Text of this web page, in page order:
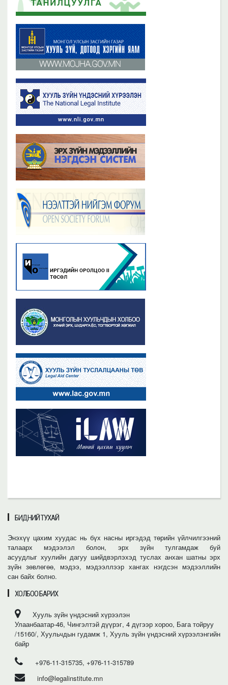
Бүх мэдээ
БИДНИЙ ТУХАЙ
Энэхүү цахим хуудас нь бүх насны иргэдэд төрийн үйлчилгээний
талаарх мэдээлэл болон, эрх зүйн тулгамдаж буй
асуудлыг хуулийн дагуу шийдвэрлэхэд туслах анхан шатны эрх
зүйн зөвлөгөө, мэдээ, мэдээллээр хангах нэгдсэн мэдээллийн
сан байх болно.
ХОЛБОО БАРИХ
Хууль зүйн үндэсний хүрээлэн
Улаанбаатар-46, Чингэлтэй дүүрэг, 4 дүгээр хороо, Бага тойруу
/15160/, Хуульчдын гудамж 1, Хууль зүйн үндэсний хүрээлэнгийн
байр
+976-11-315735, +976-11-315789
info@legalinstitute.mn